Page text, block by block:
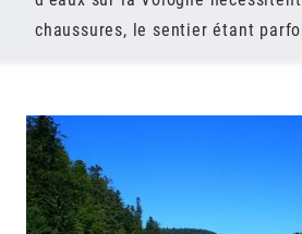
chaussures, le sentier étant